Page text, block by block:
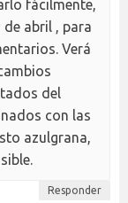
fácilmente,
de abril , para
Verá
del
con las
azulgrana,
Responder